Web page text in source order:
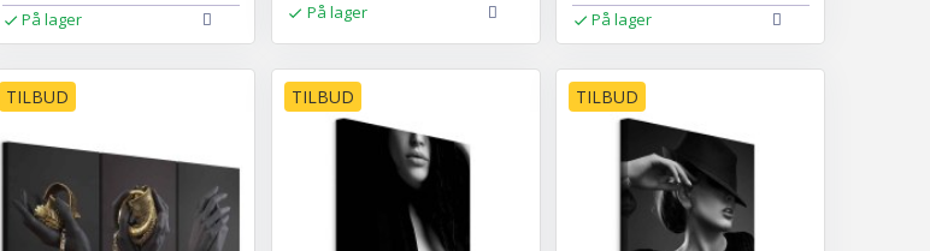
På lager På lager På lager
TILBUD TILBUD TILBUD